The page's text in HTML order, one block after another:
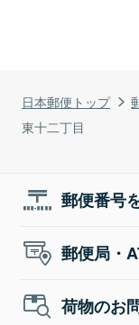
日本郵便トップ
東十二丁目
郵便番号
郵便局・
荷物のお